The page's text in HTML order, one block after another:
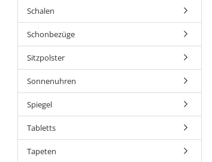
Schalen
Schonbezüge
Sitzpolster
Sonnenuhren
Spiegel
Tabletts
Tapeten